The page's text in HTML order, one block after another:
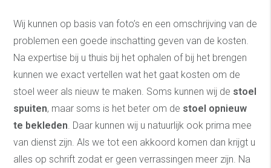
Wij kunnen op basis van foto’s en een omschrijving van de
problemen een goede inschatting geven van de kosten.
Na expertise bij u thuis bij het ophalen of bij het brengen
kunnen we exact vertellen wat het gaat kosten om de
stoel weer als nieuw te maken. Soms kunnen wij de stoel
spuiten, maar soms is het beter om de stoel opnieuw
te bekleden. Daar kunnen wij u natuurlijk ook prima mee
van dienst zijn. Als we tot een akkoord komen dan krijgt u
alles op schrift zodat er geen verrassingen meer zijn. Na